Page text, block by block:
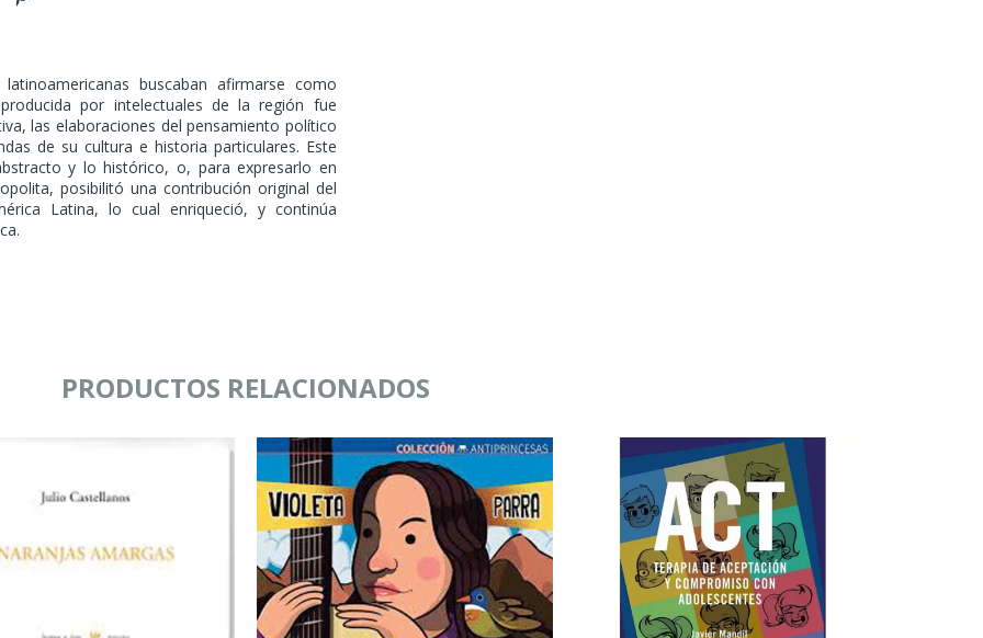
buscaban afirmarse como
por intelectuales de la región fue
las elaboraciones del pensamiento político
de su cultura e historia particulares. Este
y lo histórico, o, para expresarlo en
posibilitó una contribución original del
Latina, lo cual enriqueció, y continúa
PRODUCTOS RELACIONADOS